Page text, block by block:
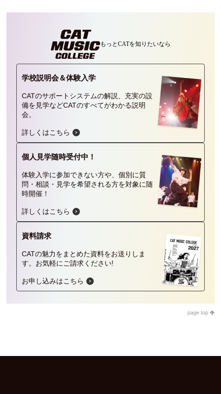
もっとCATを知りたいなら
学校説明会＆体験入学
CATのサポートシステムの解説、充実の設
備を見学などCATのすべてがわかる説明
会。
詳しくはこちら
個人見学随時受付中！
体験入学に参加できない方や、個別に質
問・相談・見学を希望される方を対象に随
時開催！
詳しくはこちら
資料請求
CATの魅力をまとめた資料をお送りしま
す。 お気軽にご請求ください!
お申し込みはこちら
page top